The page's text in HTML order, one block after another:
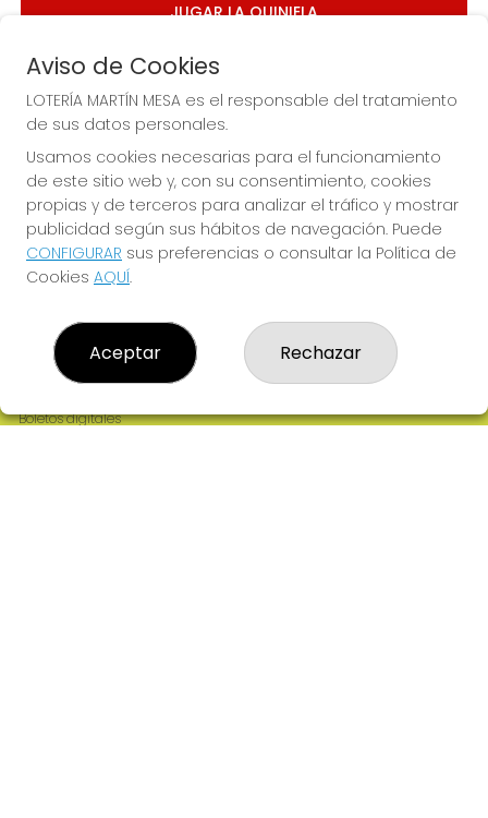
JUGAR LA QUINIELA
Imagen anterior
LOTERÍA MARTÍN MESA
Resultados
Contacto
Empresas
Boletos digitales
Aviso de Cookies
LOTERÍA MARTÍN MESA es el responsable del tratamiento
de sus datos personales.
Usamos cookies necesarias para el funcionamiento
de este sitio web y, con su consentimiento, cookies
propias y de terceros para analizar el tráfico y mostrar
publicidad según sus hábitos de navegación. Puede
CONFIGURAR sus preferencias o consultar la Política de
Cookies AQUÍ.
Aceptar Rechazar